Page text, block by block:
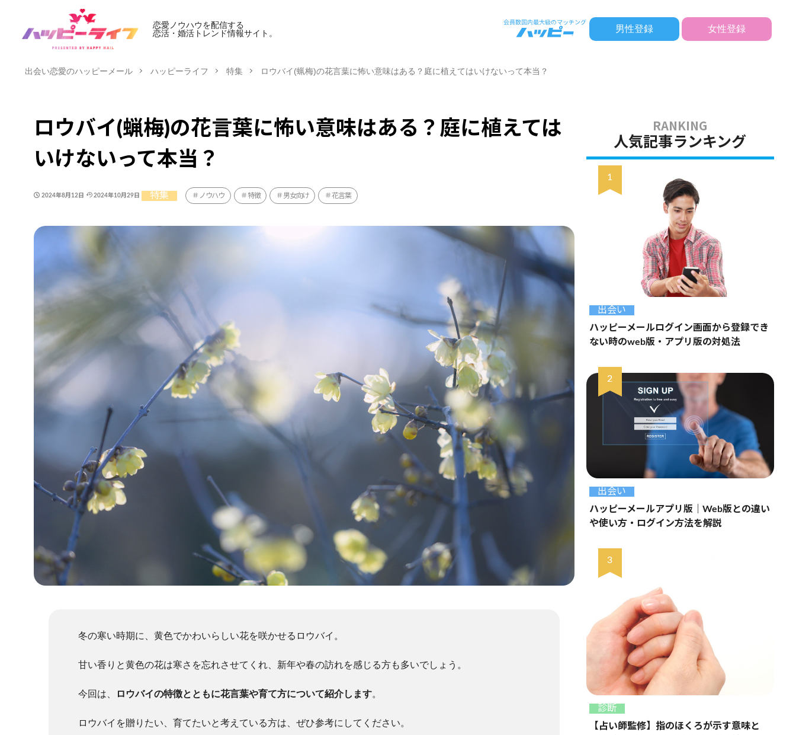
恋愛ノウハウを配信する
恋活・婚活トレンド情報サイト。
男性登録 女性登録
出会い恋愛のハッピーメール ハッピーライフ 特集 ロウバイ(蝋梅)の花言葉に怖い意味はある？庭に植えてはいけないって本当？
ロウバイ(蝋梅)の花言葉に怖い意味はある？庭に植えては
いけないって本当？
2024年8月12日 2024年10月29日 特集 ノウハウ 特徴 男女向け 花言葉
冬の寒い時期に、黄色でかわいらしい花を咲かせるロウバイ。
甘い香りと黄色の花は寒さを忘れさせてくれ、新年や春の訪れを感じる方も多いでしょう。
今回は、 ロウバイの特徴とともに花言葉や育て方について紹介します。
ロウバイを贈りたい、育てたいと考えている方は、ぜひ参考にしてください。
人気記事ランキング
出会い
ハッピーメールログイン画面から登録でき
ない時のweb版・アプリ版の対処法
出会い
ハッピーメールアプリ版｜Web版との違い
や使い方・ログイン方法を解説
診断
【占い師監修】指のほくろが示す意味と